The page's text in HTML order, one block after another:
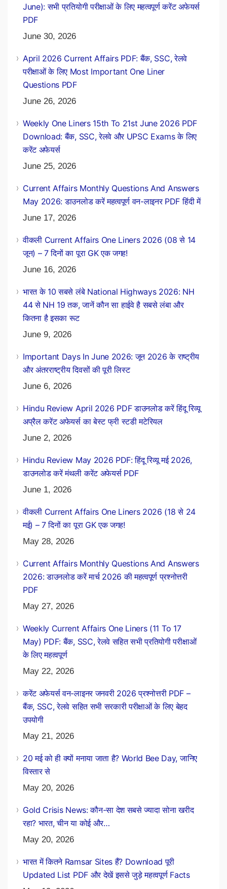
June): सभी प्रतियोगी परीक्षाओं के लिए महत्वपूर्ण करेंट अफेयर्स
PDF
June 30, 2026
April 2026 Current Affairs PDF: बैंक, SSC, रेलवे
परीक्षाओं के लिए Most Important One Liner
Questions PDF
June 26, 2026
Weekly One Liners 15th To 21st June 2026 PDF
Download: बैंक, SSC, रेलवे और UPSC Exams के लिए
करेंट अफेयर्स
June 25, 2026
Current Affairs Monthly Questions And Answers
May 2026: डाउनलोड करें महत्वपूर्ण वन-लाइनर PDF हिंदी में
June 17, 2026
वीकली Current Affairs One Liners 2026 (08 से 14
जून) – 7 दिनों का पूरा GK एक जगह!
June 16, 2026
भारत के 10 सबसे लंबे National Highways 2026: NH
44 से NH 19 तक, जानें कौन सा हाईवे है सबसे लंबा और
कितना है इसका रूट
June 9, 2026
Important Days In June 2026: जून 2026 के राष्ट्रीय
और अंतरराष्ट्रीय दिवसों की पूरी लिस्ट
June 6, 2026
Hindu Review April 2026 PDF डाउनलोड करें हिंदू रिव्यू
अप्रैल करेंट अफेयर्स का बेस्ट फ्री स्टडी मटेरियल
June 2, 2026
Hindu Review May 2026 PDF: हिंदू रिव्यू मई 2026,
डाउनलोड करें मंथली करेंट अफेयर्स PDF
June 1, 2026
वीकली Current Affairs One Liners 2026 (18 से 24
मई) – 7 दिनों का पूरा GK एक जगह!
May 28, 2026
Current Affairs Monthly Questions And Answers
2026: डाउनलोड करें मार्च 2026 की महत्वपूर्ण प्रश्नोत्तरी
PDF
May 27, 2026
Weekly Current Affairs One Liners (11 To 17
May) PDF: बैंक, SSC, रेलवे सहित सभी प्रतियोगी परीक्षाओं
के लिए महत्वपूर्ण
May 22, 2026
करेंट अफेयर्स वन-लाइनर जनवरी 2026 प्रश्नोत्तरी PDF –
बैंक, SSC, रेलवे सहित सभी सरकारी परीक्षाओं के लिए बेहद
उपयोगी
May 21, 2026
20 मई को ही क्यों मनाया जाता है? World Bee Day, जानिए
विस्तार से
May 20, 2026
Gold Crisis News: कौन-सा देश सबसे ज्यादा सोना खरीद
रहा? भारत, चीन या कोई और…
May 20, 2026
भारत में कितने Ramsar Sites हैं? Download पूरी
Updated List PDF और देखें इससे जुड़े महत्वपूर्ण Facts